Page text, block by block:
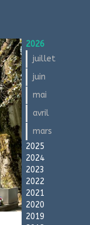
2026
juillet
juin
mai
avril
mars
2025
2024
2023
2022
2021
2020
2019